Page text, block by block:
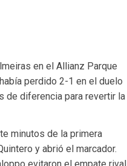
en el Allianz Parque
perdido 2-1 en el duelo
de diferencia para revertir la
minutos de la primera
y abrió el marcador.